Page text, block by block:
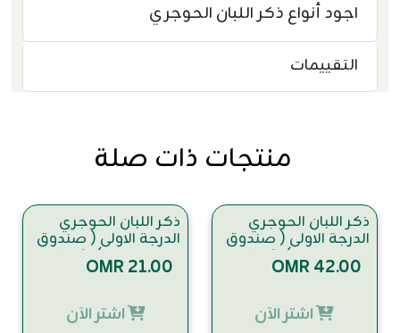
اجود أنواع ذكر اللبان الحوجري
التقييمات
منتجات ذات صلة
ذكر اللبان الحوجري
الدرجة الاولى ( صندوق
قافلة اللبان ) ١/٢ كيلو
OMR 42.00
اشتر الآن
ذكر اللبان الحوجري
الدرجة الاولى ( صندوق
قافلة اللبان ) ١/٤ كيلو
OMR 21.00
اشتر الآن